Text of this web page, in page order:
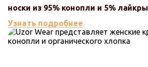
носки из 95% конопли и 5% лайкры
Узнать подробнее